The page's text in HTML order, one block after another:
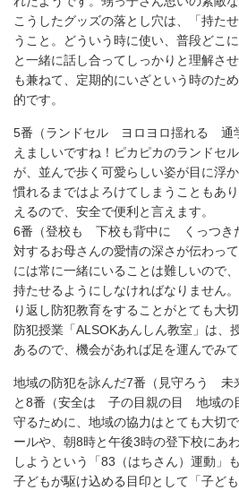
こうしたグッズの落とし穴は、「持た
うこと。どういう時に使い、普段どこ
と一緒に話し合ってしっかりと理解さ
も兼ねて、定期的にいざという時のた
的です。
5番（ランドセル ヨロヨロ揺れる 通
えましいですね！ピカピカのランドセ
が、並んで歩く可愛らしい姿が目に浮
慣れるまではよろけてしまうこともあ
えるので、安全で便利と言えます。
6番（登校も 下校も背中に くっつき
対するお母さんの愛情の深さが伝わっ
には常に一緒にいることは難しいので
持たせるようにしなければなりません
り返し防犯教育をすることがとても大
防犯授業「ALSOKあんしん教室」は、
あるので、機会があれば足を運んでみて
地域の防犯を詠んだ7番（見守ろう 未
と8番（安全は 子の目親の目 地域の
守るために、地域の協力はとても大切
ールや、朝8時と午後3時の登下校にあ
しようという「83（はちさん）運動」
子どもが駆け込める目印として「子ど